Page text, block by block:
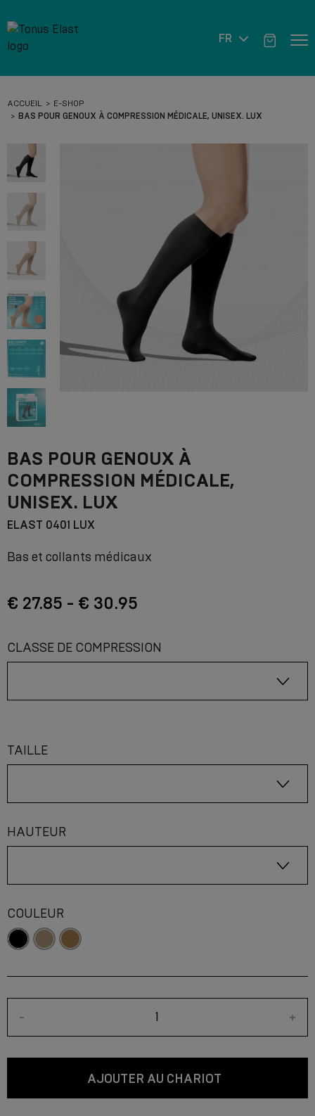
FR
ACCUEIL
E-SHOP
BAS POUR GENOUX À COMPRESSION MÉDICALE, UNISEX. LUX
BAS POUR GENOUX À
COMPRESSION MÉDICALE,
UNISEX. LUX
ELAST 0401 LUX
Bas et collants médicaux
€ 27.85 - € 30.95
CLASSE DE COMPRESSION
TAILLE
HAUTEUR
COULEUR
- +
AJOUTER AU CHARIOT